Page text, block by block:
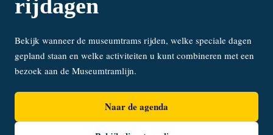
rijdagen
Bekijk wanneer de museumtrams rijden, welke speciale dagen
gepland staan en welke activiteiten u kunt combineren met een
bezoek aan de Museumtramlijn.
Naar de agenda